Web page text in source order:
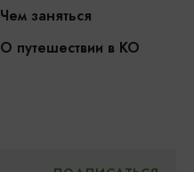
Чем заняться
О путешествии в КО